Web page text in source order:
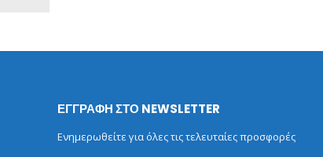
ΕΓΓΡΑΦΗ ΣΤΟ NEWSLETTER
Ενημερωθείτε για όλες τις τελευταίες προσφορές